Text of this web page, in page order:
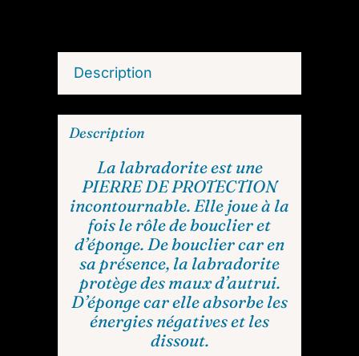
Description
Description
La labradorite est une
PIERRE DE PROTECTION
incontournable. Elle joue à la
fois le rôle de bouclier et
d’éponge. De bouclier car en
sa présence, la labradorite
protège des maux d’autrui.
D’éponge car elle absorbe les
énergies négatives et les
dissout.